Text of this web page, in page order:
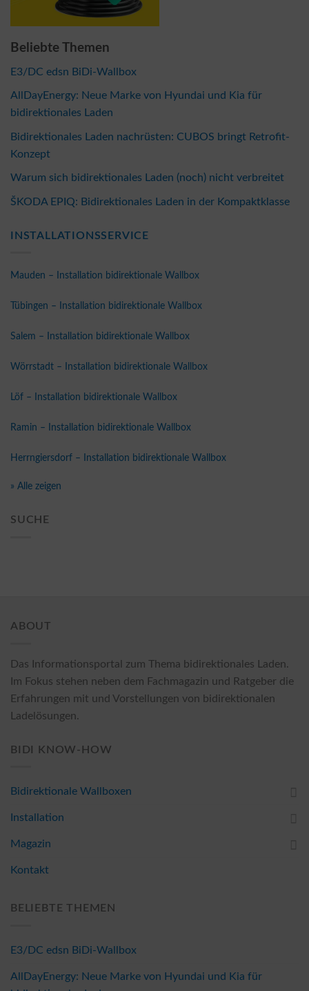
Beliebte Themen
E3/DC edsn BiDi-Wallbox
AllDayEnergy: Neue Marke von Hyundai und Kia für
bidirektionales Laden
Bidirektionales Laden nachrüsten: CUBOS bringt Retrofit-
Konzept
Warum sich bidirektionales Laden (noch) nicht verbreitet
ŠKODA EPIQ: Bidirektionales Laden in der Kompaktklasse
INSTALLATIONSSERVICE
Mauden – Installation bidirektionale Wallbox
Tübingen – Installation bidirektionale Wallbox
Salem – Installation bidirektionale Wallbox
Wörrstadt – Installation bidirektionale Wallbox
Löf – Installation bidirektionale Wallbox
Ramin – Installation bidirektionale Wallbox
Herrngiersdorf – Installation bidirektionale Wallbox
» Alle zeigen
SUCHE
ABOUT
Das Informationsportal zum Thema bidirektionales Laden.
Im Fokus stehen neben dem Fachmagazin und Ratgeber die
Erfahrungen mit und Vorstellungen von bidirektionalen
Ladelösungen.
BIDI KNOW-HOW
Bidirektionale Wallboxen
Installation
Magazin
Kontakt
BELIEBTE THEMEN
E3/DC edsn BiDi-Wallbox
AllDayEnergy: Neue Marke von Hyundai und Kia für